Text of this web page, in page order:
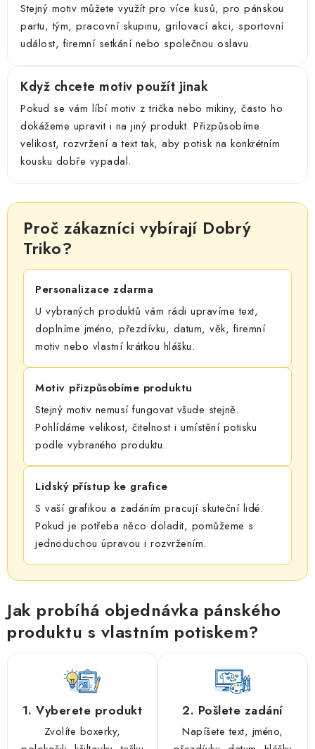
Stejný motiv můžete využít pro více kusů, pro pánskou
partu, tým, pracovní skupinu, grilovací akci, sportovní
událost, firemní setkání nebo společnou oslavu.
Když chcete motiv použít jinak
Pokud se vám líbí motiv z trička nebo mikiny, často ho
dokážeme upravit i na jiný produkt. Přizpůsobíme
velikost, rozvržení a text tak, aby potisk na konkrétním
kousku dobře vypadal.
Proč zákazníci vybírají Dobrý
Triko?
Personalizace zdarma
U vybraných produktů vám rádi upravíme text,
doplníme jméno, přezdívku, datum, věk, firemní
motiv nebo vlastní krátkou hlášku.
Motiv přizpůsobíme produktu
Stejný motiv nemusí fungovat všude stejně.
Pohlídáme velikost, čitelnost i umístění potisku
podle vybraného produktu.
Lidský přístup ke grafice
S vaší grafikou a zadáním pracují skuteční lidé.
Pokud je potřeba něco doladit, pomůžeme s
jednoduchou úpravou i rozvržením.
Jak probíhá objednávka pánského
produktu s vlastním potiskem?
1. Vyberete produkt
Zvolíte boxerky,
2. Pošlete zadání
Napíšete text, jméno,